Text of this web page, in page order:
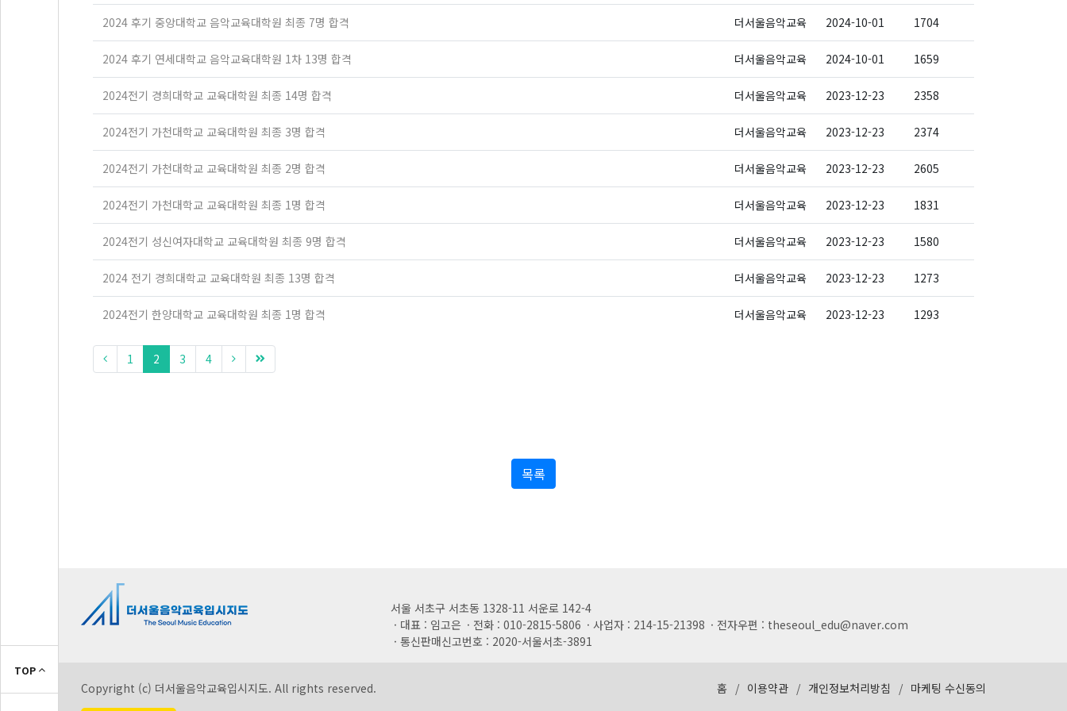
2024 후기 중앙대학교 음악교육대학원 최종 7명 합격 더서울음악교육 2024-10-01 1704
2024 후기 연세대학교 음악교육대학원 1차 13명 합격 더서울음악교육 2024-10-01 1659
2024전기 경희대학교 교육대학원 최종 14명 합격 더서울음악교육 2023-12-23 2358
2024전기 가천대학교 교육대학원 최종 3명 합격 더서울음악교육 2023-12-23 2374
2024전기 가천대학교 교육대학원 최종 2명 합격 더서울음악교육 2023-12-23 2605
2024전기 가천대학교 교육대학원 최종 1명 합격 더서울음악교육 2023-12-23 1831
2024전기 성신여자대학교 교육대학원 최종 9명 합격 더서울음악교육 2023-12-23 1580
2024 전기 경희대학교 교육대학원 최종 13명 합격 더서울음악교육 2023-12-23 1273
2024전기 한양대학교 교육대학원 최종 1명 합격 더서울음악교육 2023-12-23 1293
1 2 3 4
목록
TOP
서울 서초구 서초동 1328-11 서운로 142-4
대표 : 임고은
전화 : 010-2815-5806 사업자 : 214-15-21398
전자우편 : theseoul_edu@naver.com
통신판매신고번호 : 2020-서울서초-3891
Copyright (c) 더서울음악교육입시지도. All rights reserved. 홈 / 이용약관 / 개인정보처리방침 / 마케팅 수신동의